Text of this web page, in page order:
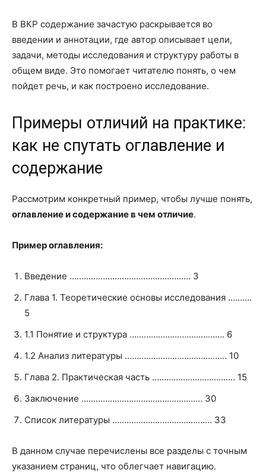
В ВКР содержание зачастую раскрывается во
введении и аннотации, где автор описывает цели,
задачи, методы исследования и структуру работы в
общем виде. Это помогает читателю понять, о чем
пойдет речь, и как построено исследование.
Примеры отличий на практике:
как не спутать оглавление и
содержание
Рассмотрим конкретный пример, чтобы лучше понять,
оглавление и содержание в чем отличие.
Пример оглавления:
Введение …………………………………………… 3
Глава 1. Теоретические основы исследования ……….
5
1.1 Понятие и структура …………………………………. 6
1.2 Анализ литературы ……………………………………. 10
Глава 2. Практическая часть …………………………….. 15
Заключение …………………………………………… 30
Список литературы …………………………………… 33
В данном случае перечислены все разделы с точным
указанием страниц, что облегчает навигацию.